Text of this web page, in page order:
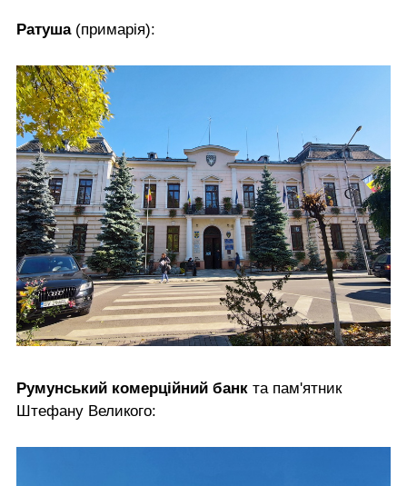
Ратуша (примарія):
Румунський комерційний банк та пам'ятник
Штефану Великого: